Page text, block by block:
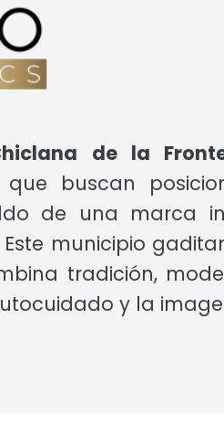
de la
buscan
de una marca
municipio
tradición,
y la